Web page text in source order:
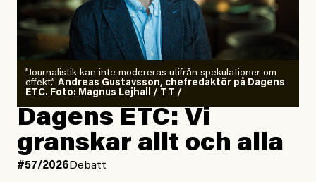
”Journalistik kan inte modereras utifrån spekulationer om
effekt.” Andreas Gustavsson, chefredaktör på Dagens
ETC. Foto: Magnus Lejhall / TT /
Dagens ETC: Vi
granskar allt och alla
#57/2026 Debatt